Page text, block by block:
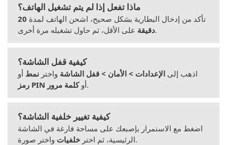
ماذا تفعل إذا لم يتم تشغيل الهاتف؟
تأكد من إدخال البطارية بشكل صحيح، اشحن الهاتف لمدة 20
دقيقةعلى الأقل، ثم حاول تشغيله مرة أخرى.
كيفية قفل الشاشة؟
اذهب إلى الإعدادات > الأمان > قفل الشاشة واختر نمط أو
رمز PIN
أوكلمة مرور .
كيفية تغيير خلفية الشاشة؟
اضغط مع الاستمرار بإصبعك على مساحة فارغة في الشاشة
الرئيسية، ثم اختر خلفيات واختر صورة.